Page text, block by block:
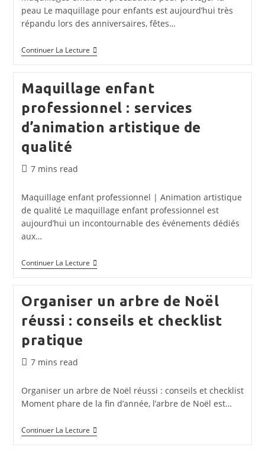
peau Le maquillage pour enfants est aujourd’hui très
répandu lors des anniversaires, fêtes…
Continuer La LectureMaquillages
Enfants
Indispensables
Pour
Une
Peau
Protégée
Maquillage enfant
professionnel : services
d’animation artistique de
qualité
Temps
lecture :
7 mins read
Maquillage enfant professionnel | Animation artistique
de qualité Le maquillage enfant professionnel est
aujourd’hui un incontournable des événements dédiés
aux…
Continuer La LectureMaquillage
Enfant
Services
D’animation
Artistique
De
Organiser un arbre de Noël
réussi : conseils et checklist
pratique
Temps
lecture :
7 mins read
Organiser un arbre de Noël réussi : conseils et checklist
Moment phare de la fin d’année, l’arbre de Noël est…
Continuer La LectureOrganiser
Un